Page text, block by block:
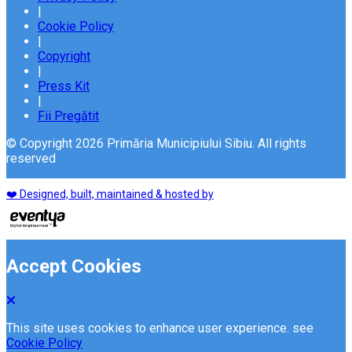
|
Cookie Policy
|
Copyright
|
Press Kit
|
Fii Pregătit
© Copyright 2026 Primăria Municipiului Sibiu. All rights
reserved
❤️ Designed, built, maintained & hosted by
Accept Cookies
This site uses cookies to enhance user experience. see
Cookie Policy